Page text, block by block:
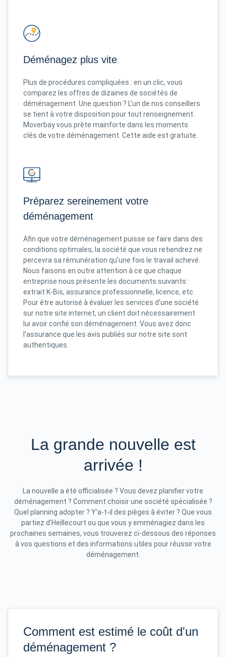
Déménagez plus vite
Plus de procédures compliquées : en un clic, vous
comparez les offres de dizaines de sociétés de
déménagement. Une question ? L'un de nos conseillers
se tient à votre disposition pour tout renseignement.
Moverbay vous prête mainforte dans les moments
clés de votre déménagement. Cette aide est gratuite.
Préparez sereinement votre
déménagement
Afin que votre déménagement puisse se faire dans des
conditions optimales, la société que vous retiendrez ne
percevra sa rémunération qu'une fois le travail achevé.
Nous faisons en outre attention à ce que chaque
entreprise nous présente les documents suivants :
extrait K-Bis, assurance professionnelle, licence, etc.
Pour être autorisé à évaluer les services d'une société
sur notre site internet, un client doit nécessairement
lui avoir confié son déménagement. Vous avez donc
l'assurance que les avis publiés sur notre site sont
authentiques.
La grande nouvelle est
arrivée !
La nouvelle a été officialisée ? Vous devez planifier votre
déménagement ? Comment choisir une société spécialisée ?
Quel planning adopter ? Y'a-t-il des pièges à éviter ? Que vous
partiez d'Heillecourt ou que vous y emménagiez dans les
prochaines semaines, vous trouverez ci-dessous des réponses
à vos questions et des informations utiles pour réussir votre
déménagement.
Comment est estimé le coût d'un
déménagement ?